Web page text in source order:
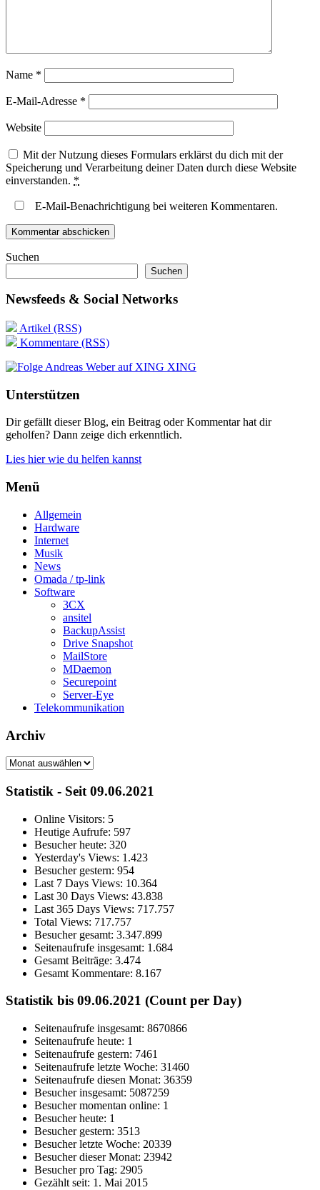
Name *
E-Mail-Adresse *
Website
Mit der Nutzung dieses Formulars erklärst du dich mit der
Speicherung und Verarbeitung deiner Daten durch diese Website
einverstanden. *
E-Mail-Benachrichtigung bei weiteren Kommentaren.
Suchen
Suchen
Newsfeeds & Social Networks
Artikel (RSS)
Kommentare (RSS)
XING
Unterstützen
Dir gefällt dieser Blog, ein Beitrag oder Kommentar hat dir
geholfen? Dann zeige dich erkenntlich.
Lies hier wie du helfen kannst
Menü
Allgemein
Hardware
Internet
Musik
News
Omada / tp-link
Software
3CX
ansitel
BackupAssist
Drive Snapshot
MailStore
MDaemon
Securepoint
Server-Eye
Telekommunikation
Archiv
Archiv
Statistik - Seit 09.06.2021
Online Visitors: 5
Heutige Aufrufe: 597
Besucher heute: 320
Yesterday's Views: 1.423
Besucher gestern: 954
Last 7 Days Views: 10.364
Last 30 Days Views: 43.838
Last 365 Days Views: 717.757
Total Views: 717.757
Besucher gesamt: 3.347.899
Seitenaufrufe insgesamt: 1.684
Gesamt Beiträge: 3.474
Gesamt Kommentare: 8.167
Statistik bis 09.06.2021 (Count per Day)
Seitenaufrufe insgesamt: 8670866
Seitenaufrufe heute: 1
Seitenaufrufe gestern: 7461
Seitenaufrufe letzte Woche: 31460
Seitenaufrufe diesen Monat: 36359
Besucher insgesamt: 5087259
Besucher momentan online: 1
Besucher heute: 1
Besucher gestern: 3513
Besucher letzte Woche: 20339
Besucher dieser Monat: 23942
Besucher pro Tag: 2905
Gezählt seit: 1. Mai 2015